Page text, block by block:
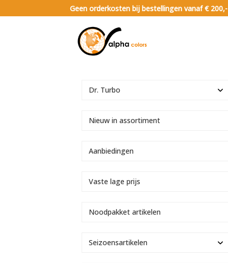
Geen orderkosten bij bestellingen vanaf € 200,-
Dr. Turbo
Nieuw in assortiment
Aanbiedingen
Vaste lage prijs
Noodpakket artikelen
Seizoensartikelen